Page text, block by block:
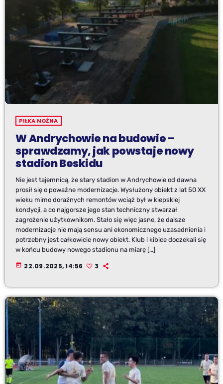
PIŁKA NOŻNA
W Andrychowie na budowie –
sprawdzamy, jak powstaje nowy
stadion Beskidu
Nie jest tajemnicą, że stary stadion w Andrychowie od dawna
prosił się o poważne modernizacje. Wysłużony obiekt z lat 50 XX
wieku mimo doraźnych remontów wciąż był w kiepskiej
kondycji, a co najgorsze jego stan techniczny stwarzał
zagrożenie użytkownikom. Stało się więc jasne, że dalsze
modernizacje nie mają sensu ani ekonomicznego uzasadnienia i
potrzebny jest całkowicie nowy obiekt. Klub i kibice doczekali się
w końcu budowy nowego stadionu na miarę […]
today 22.09.2025, 14:56 3